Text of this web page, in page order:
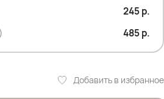
ОБ 120см
245 р.
485 р.
Добавить в избранное